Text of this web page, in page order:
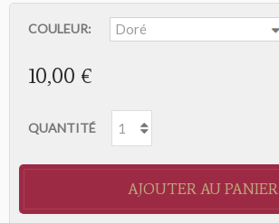
COULEUR:
10,00 €
QUANTITÉ
AJOUTER AU PANIER